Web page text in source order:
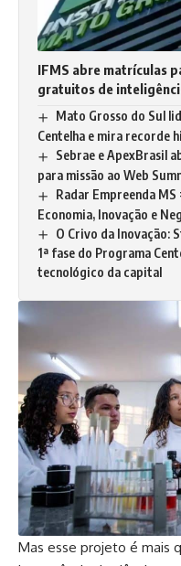
IFMS abre matrículas
gratuitos de
Mato Grosso do Sul
Centelha e mira recorde
Sebrae e ApexBrasil
para missão ao Web
Radar Empreenda
Economia, Inovação e
O Crivo da Inovação:
1ª fase do Programa
tecnológico da capital
Mas esse projeto é mais